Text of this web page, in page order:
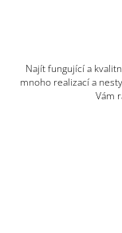
Najít fungující a
mnoho realizací a
Vám